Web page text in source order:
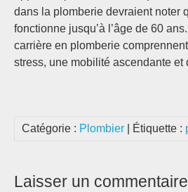
dans la plomberie devraient noter
fonctionne jusqu’à l’âge de 60
carrière en plomberie
stress, une mobilité ascendante et
Catégorie : Plombier | Étiquette :
Laisser un commentaire